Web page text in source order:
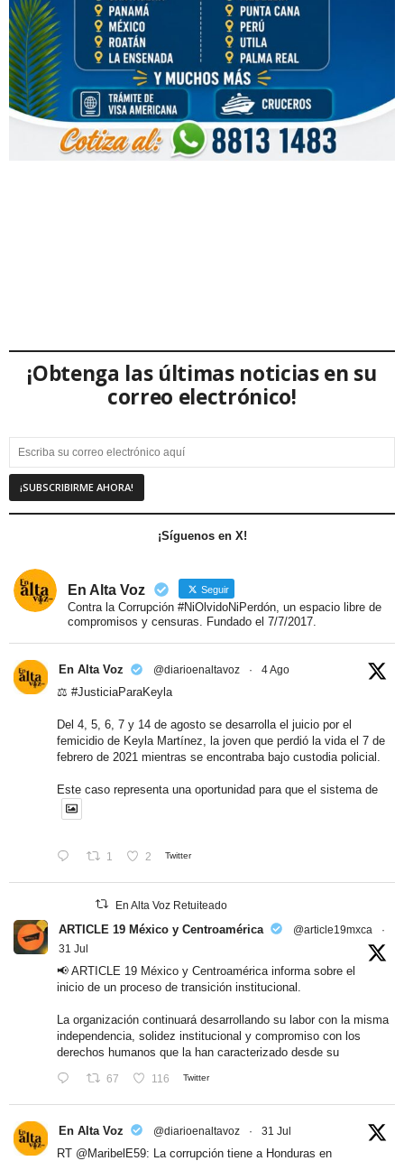
¡Obtenga las últimas noticias en su
correo electrónico!
¡Síguenos en X!
En Alta Voz Seguir
Contra la Corrupción #NiOlvidoNiPerdón, un espacio libre de
compromisos y censuras. Fundado el 7/7/2017.
En Alta Voz @diarioenaltavoz · 4 Ago
⚖️ #JusticiaParaKeyla
Del 4, 5, 6, 7 y 14 de agosto se desarrolla el juicio por el
femicidio de Keyla Martínez, la joven que perdió la vida el 7 de
febrero de 2021 mientras se encontraba bajo custodia policial.
Este caso representa una oportunidad para que el sistema de
1 2 Twitter
En Alta Voz Retuiteado
ARTICLE 19 México y Centroamérica @article19mxca
·
31 Jul
📢 ARTICLE 19 México y Centroamérica informa sobre el
inicio de un proceso de transición institucional.
La organización continuará desarrollando su labor con la misma
independencia, solidez institucional y compromiso con los
derechos humanos que la han caracterizado desde su
67 116 Twitter
En Alta Voz @diarioenaltavoz · 31 Jul
RT @MaribelE59: La corrupción tiene a Honduras en